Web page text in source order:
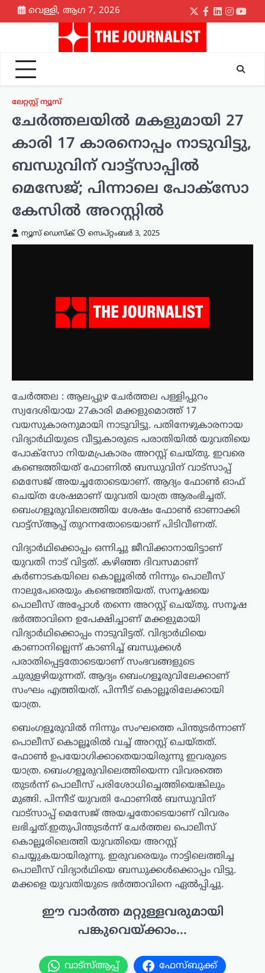
Skip
to
വെള്ളി, ആഗ 7, 2026
Twitter
Facebook
LinkedIn
ലേറ്റസ്റ്റ് ന്യൂസ്
ചേർത്തലയിൽ മകളുമായി 27
കാരി 17 കാരനൊപ്പം നാടുവിട്ടു,
ബന്ധുവിന് വാട്ട്സാപ്പിൽ
മെസേജ്; പിന്നാലെ പോക്സോ
കേസിൽ അറസ്റ്റിൽ
ന്യൂസ് ഡെസ്ക് സെപ്റ്റംബർ 3, 2025
ചേർത്തല : ആലപ്പുഴ ചേര്‍ത്തല പള്ളിപ്പുറം
സ്വദേശിയായ 27കാരി മക്കളുമൊത്ത് 17
വയസുകാരനുമായി നാടുവിട്ടു. പതിനേഴുകാരനായ
വിദ്യാർഥിയുടെ വീട്ടുകാരുടെ പരാതിയിൽ യുവതിയെ
പോക്സോ നിയമപ്രകാരം അറസ്റ്റ് ചെയ്തു. ഇവരെ
കണ്ടെത്തിയത് ഫോണിൽ ബന്ധുവിന് വാട്സാപ്പ്
മെസേജ് അയച്ചതോടെയാണ്. ആദ്യം ഫോണ്‍ ഓഫ്
ചെയ്ത ശേഷമാണ് യുവതി യാത്ര ആരംഭിച്ചത്.
ബെംഗളൂരുവിലെത്തിയ ശേഷം ഫോണ്‍ ഓണാക്കി
വാട്ട്സ്ആപ്പ് തുറന്നതോടെയാണ് പിടിവീണത്.
വിദ്യാർഥിക്കൊപ്പം ഒന്നിച്ചു ജീവിക്കാനായിട്ടാണ്
യുവതി നാട് വിട്ടത്. കഴിഞ്ഞ ദിവസമാണ്
കർണാടകയിലെ കൊല്ലൂരിൽ നിന്നും പൊലീസ്
നാലുപേരെയും കണ്ടെത്തിയത്. സനൂഷയെ
പൊലീസ് അപ്പോൾ തന്നെ അറസ്റ്റ് ചെയ്തു. സനൂഷ
ഭർത്താവിനെ ഉപേക്ഷിച്ചാണ് മക്കളുമായി
വിദ്യാർഥിക്കൊപ്പം നാടുവിട്ടത്. വിദ്യാർഥിയെ
കാണാനില്ലെന്ന് കാണിച്ച് ബന്ധുക്കൾ
പരാതിപ്പെട്ടതോടെയാണ് സംഭവങ്ങളുടെ
ചുരുളഴിയുന്നത്. ആദ്യം ബെംഗളൂരുവിലേക്കാണ്
സംഘം എത്തിയത്. പിന്നീട് കൊല്ലൂരിലേക്കായി
യാത്ര.
ബെംഗളൂരുവിൽ നിന്നും സംഘത്തെ പിന്തുടർന്നാണ്
പൊലീസ് കൊല്ലൂരിൽ വച്ച് അറസ്റ്റ് ചെയ്തത്.
ഫോൺ ഉപയോഗിക്കാതെയായിരുന്നു ഇവരുടെ
യാത്ര. ബെംഗളൂരുവിലെത്തിയെന്ന വിവരത്തെ
തുടർന്ന് പൊലീസ് പരിശോധിച്ചെത്തിയെങ്കിലും
മുങ്ങി. പിന്നീട് യുവതി ഫോണിൽ ബന്ധുവിന്
വാട്സാപ്പ് മെസേജ് അയച്ചതോടെയാണ് വിവരം
ലഭിച്ചത്.ഇതുപിന്തുടർന്ന് ചേർത്തല പൊലീസ്
കൊല്ലൂരിലെത്തി യുവതിയെ അറസ്റ്റ്
ചെയ്യുകയായിരുന്നു. ഇരുവരെയും നാട്ടിലെത്തിച്ച
പൊലീസ് വിദ്യാർഥിയെ ബന്ധുക്കൾക്കൊപ്പം വിട്ടു.
മക്കളെ യുവതിയുടെ ഭർത്താവിനെ ഏൽപ്പിച്ചു.
ഈ വാർത്ത മറ്റുള്ളവരുമായി
പങ്കുവെയ്ക്കാം...
വാട്സ്ആപ്പ് ഫേസ്ബുക്ക്